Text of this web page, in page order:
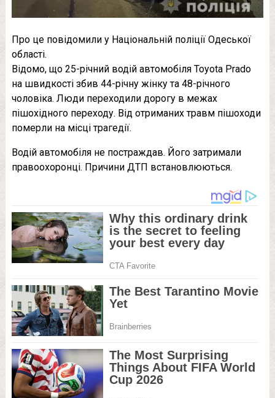
Про це повідомили у Національній поліції Одеської
області.
Відомо, що 25-річний водій автомобіля Toyota Prado
на швидкості збив 44-річну жінку та 48-річного
чоловіка. Люди переходили дорогу в межах
пішохідного переходу. Від отриманих травм пішоходи
померли на місці трагедії.
Водій автомобіля не постраждав. Його затримали
правоохоронці. Причини ДТП встановлюються.